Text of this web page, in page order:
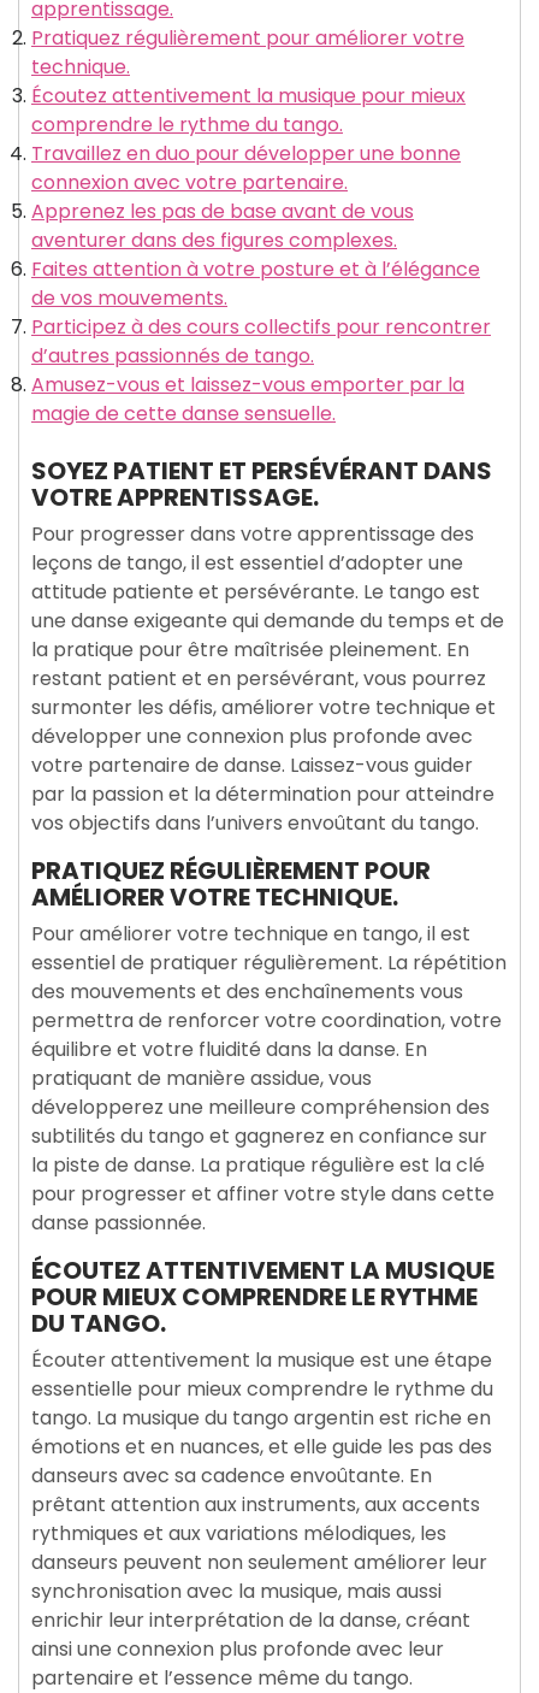
apprentissage.
Pratiquez régulièrement pour améliorer votre
technique.
Écoutez attentivement la musique pour mieux
comprendre le rythme du tango.
Travaillez en duo pour développer une bonne
connexion avec votre partenaire.
Apprenez les pas de base avant de vous
aventurer dans des figures complexes.
Faites attention à votre posture et à l’élégance
de vos mouvements.
Participez à des cours collectifs pour rencontrer
d’autres passionnés de tango.
Amusez-vous et laissez-vous emporter par la
magie de cette danse sensuelle.
SOYEZ PATIENT ET PERSÉVÉRANT DANS
VOTRE APPRENTISSAGE.
Pour progresser dans votre apprentissage des
leçons de tango, il est essentiel d’adopter une
attitude patiente et persévérante. Le tango est
une danse exigeante qui demande du temps et de
la pratique pour être maîtrisée pleinement. En
restant patient et en persévérant, vous pourrez
surmonter les défis, améliorer votre technique et
développer une connexion plus profonde avec
votre partenaire de danse. Laissez-vous guider
par la passion et la détermination pour atteindre
vos objectifs dans l’univers envoûtant du tango.
PRATIQUEZ RÉGULIÈREMENT POUR
AMÉLIORER VOTRE TECHNIQUE.
Pour améliorer votre technique en tango, il est
essentiel de pratiquer régulièrement. La répétition
des mouvements et des enchaînements vous
permettra de renforcer votre coordination, votre
équilibre et votre fluidité dans la danse. En
pratiquant de manière assidue, vous
développerez une meilleure compréhension des
subtilités du tango et gagnerez en confiance sur
la piste de danse. La pratique régulière est la clé
pour progresser et affiner votre style dans cette
danse passionnée.
ÉCOUTEZ ATTENTIVEMENT LA MUSIQUE
POUR MIEUX COMPRENDRE LE RYTHME
DU TANGO.
Écouter attentivement la musique est une étape
essentielle pour mieux comprendre le rythme du
tango. La musique du tango argentin est riche en
émotions et en nuances, et elle guide les pas des
danseurs avec sa cadence envoûtante. En
prêtant attention aux instruments, aux accents
rythmiques et aux variations mélodiques, les
danseurs peuvent non seulement améliorer leur
synchronisation avec la musique, mais aussi
enrichir leur interprétation de la danse, créant
ainsi une connexion plus profonde avec leur
partenaire et l’essence même du tango.